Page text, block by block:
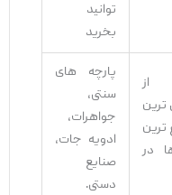
توانید
بخرید
در
پارچه‌ های
سنتی،
جواهرات،
ادویه ‌جات،
صنایع
دستی.